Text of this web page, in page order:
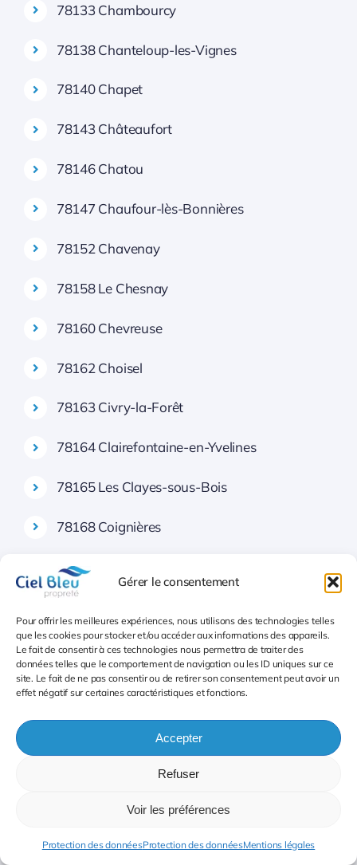
Gérer le consentement
Pour offrir les meilleures expériences, nous utilisons des technologies telles
que les cookies pour stocker et/ou accéder aux informations des appareils.
Le fait de consentir à ces technologies nous permettra de traiter des
données telles que le comportement de navigation ou les ID uniques sur ce
site. Le fait de ne pas consentir ou de retirer son consentement peut avoir un
effet négatif sur certaines caractéristiques et fonctions.
Accepter
Refuser
Voir les préférences
Protection des donnéesProtection des donnéesMentions légales
78133 Chambourcy
78138 Chanteloup-les-Vignes
78140 Chapet
78143 Châteaufort
78146 Chatou
78147 Chaufour-lès-Bonnières
78152 Chavenay
78158 Le Chesnay
78160 Chevreuse
78162 Choisel
78163 Civry-la-Forêt
78164 Clairefontaine-en-Yvelines
78165 Les Clayes-sous-Bois
78168 Coignières
78171 Condé-sur-Vesgre
78185 Courgent
Second secteur dératisation 78 Yvelines
78189 Crespières
78190 Croissy-sur-Seine